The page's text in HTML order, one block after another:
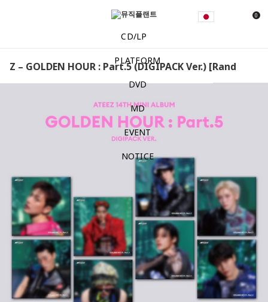
0
CD/LP
PLATFORM
DVD
MD
EVENT
NOTICE
– GOLDEN HOUR : Part.5 (DIGIPACK Ver.) [Random]